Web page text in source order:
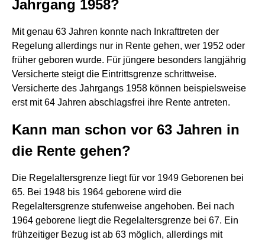
Jahrgang 1958?
Mit genau 63 Jahren konnte nach Inkrafttreten der
Regelung allerdings nur in Rente gehen, wer 1952 oder
früher geboren wurde. Für jüngere besonders langjährig
Versicherte steigt die Eintrittsgrenze schrittweise.
Versicherte des Jahrgangs 1958 können beispielsweise
erst mit 64 Jahren abschlagsfrei ihre Rente antreten.
Kann man schon vor 63 Jahren in
die Rente gehen?
Die Regelaltersgrenze liegt für vor 1949 Geborenen bei
65. Bei 1948 bis 1964 geborene wird die
Regelaltersgrenze stufenweise angehoben. Bei nach
1964 geborene liegt die Regelaltersgrenze bei 67. Ein
frühzeitiger Bezug ist ab 63 möglich, allerdings mit